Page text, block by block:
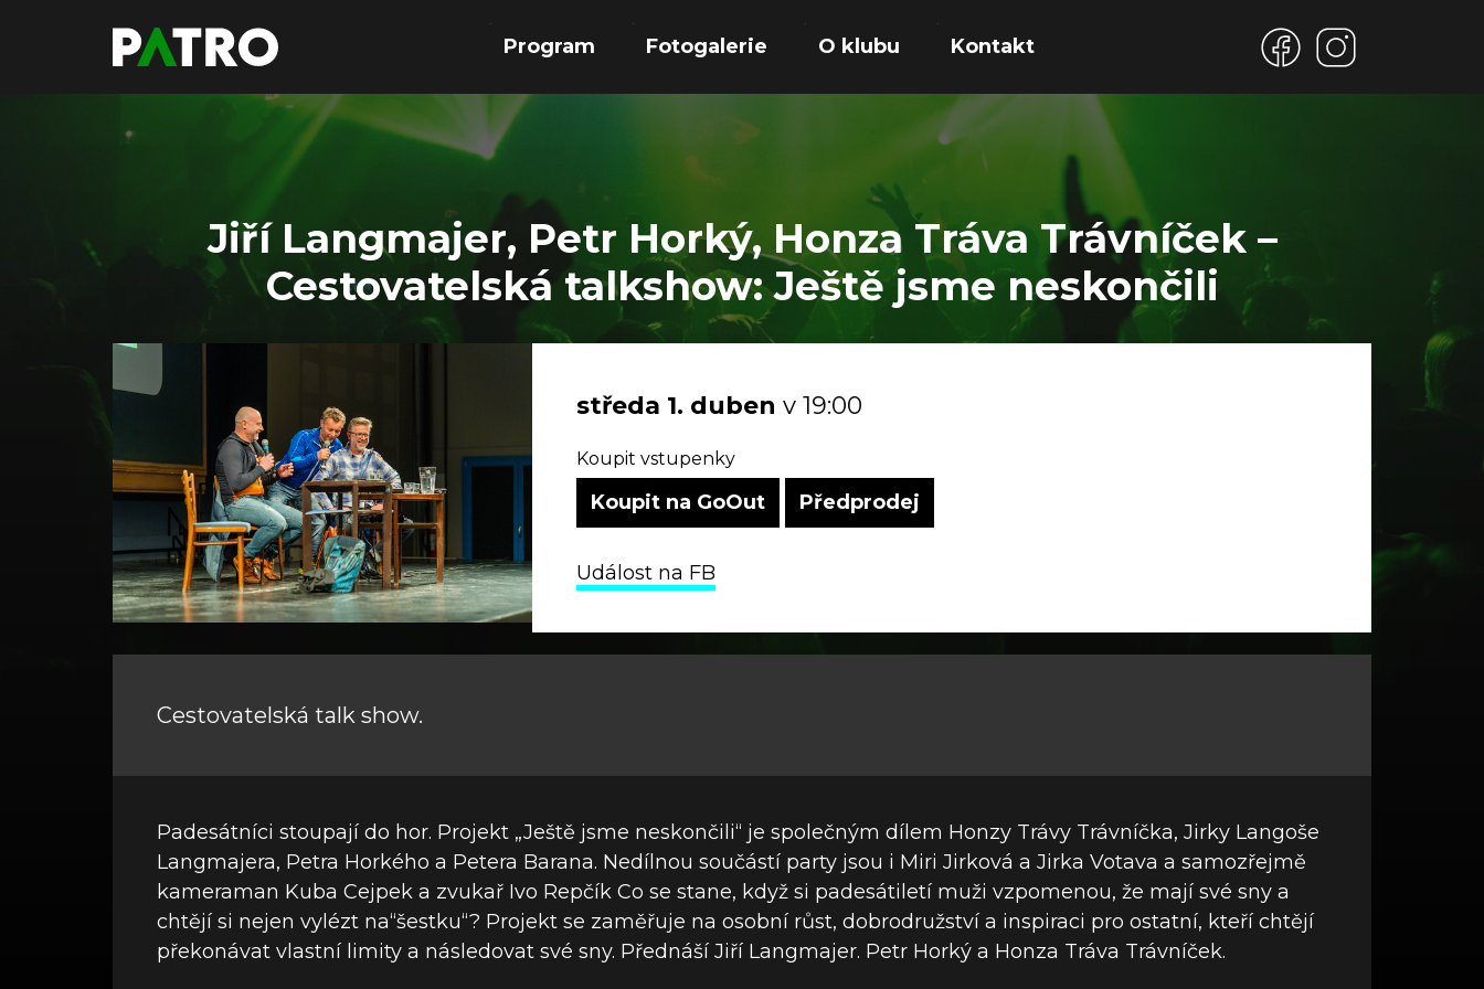
Program Fotogalerie O klubu Kontakt
Jiří Langmajer, Petr Horký, Honza Tráva Trávníček –
Cestovatelská talkshow: Ještě jsme neskončili
středa 1. duben v 19:00
Koupit vstupenky
Koupit na GoOut Předprodej
Událost na FB
Cestovatelská talk show.
Padesátníci stoupají do hor. Projekt „Ještě jsme neskončili“ je společným dílem Honzy Trávy Trávníčka, Jirky Langoše
Langmajera, Petra Horkého a Petera Barana. Nedílnou součástí party jsou i Miri Jirková a Jirka Votava a samozřejmě
kameraman Kuba Cejpek a zvukař Ivo Repčík Co se stane, když si padesátiletí muži vzpomenou, že mají své sny a
chtějí si nejen vylézt na“šestku“? Projekt se zaměřuje na osobní růst, dobrodružství a inspiraci pro ostatní, kteří chtějí
překonávat vlastní limity a následovat své sny. Přednáší Jiří Langmajer. Petr Horký a Honza Tráva Trávníček.